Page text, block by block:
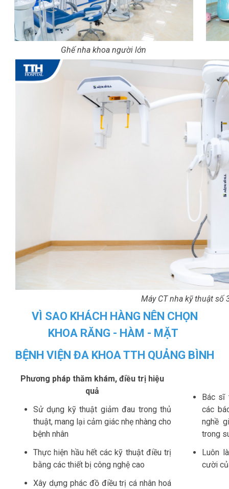
Ghế nha khoa người lớn
Máy CT nha kỹ thuật số
VÌ SAO KHÁCH HÀNG NÊN CHỌN
KHOA RĂNG - HÀM - MẶT
BỆNH VIỆN ĐA KHOA TTH QUẢNG BÌNH
Phương pháp thăm khám, điều trị hiệu
quả
Sử dụng kỹ thuật giảm đau trong thủ
thuật, mang lại cảm giác nhẹ nhàng cho
bệnh nhân
Thực hiện hầu hết các kỹ thuật điều trị
bằng các thiết bị công nghệ cao
Xây dựng phác đồ điều trị cá nhân hoá
Bác sĩ
các
nghề
trong
Luôn
cười